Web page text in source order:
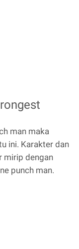
man maka
ini. Karakter dan
mirip dengan
punch man.